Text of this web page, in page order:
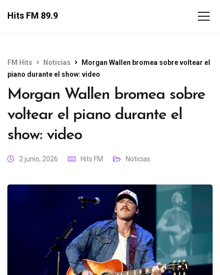
Hits FM 89.9
FM Hits Noticias
Morgan Wallen bromea sobre voltear el
piano durante el show: video
Morgan Wallen bromea sobre
voltear el piano durante el
show: video
2 junio, 2026 Hits FM Noticias